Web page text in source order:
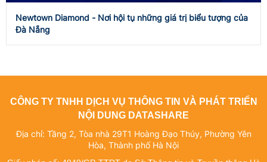
Newtown Diamond - Nơi hội tụ những giá trị biểu tượng của
Đà Nẵng
CÔNG TY TNHH DỊCH VỤ THÔNG TIN VÀ PHÁT TRIỂN
NỘI DUNG DATASHARE
Địa chỉ: Tầng 2, Tòa nhà 29T1 Hoàng Đạo Thúy, Phường Yên
Hòa, Thành phố Hà Nội